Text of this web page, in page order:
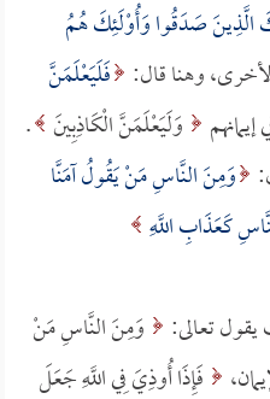
الَّذِينَ صَدَقُوا وَأُوْلَئِكَ هُمُ
فَلَيَعْلَمَنَّ
وَلَيَعْلَمَنَّ الْكَاذِبِينَ .
وَمِنَ النَّاسِ مَنْ يَقُولُ آمَنَّا
كَعَذَابِ اللَّهِ
تعالى:
وَمِنَ النَّاسِ مَنْ
فَإِذَا أُوذِيَ فِي اللَّهِ جَعَلَ